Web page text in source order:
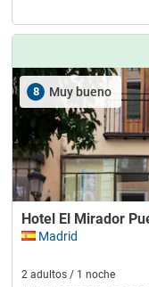
8 Muy bueno
Hotel El Mirador
Madrid
2 adultos / 1 noche